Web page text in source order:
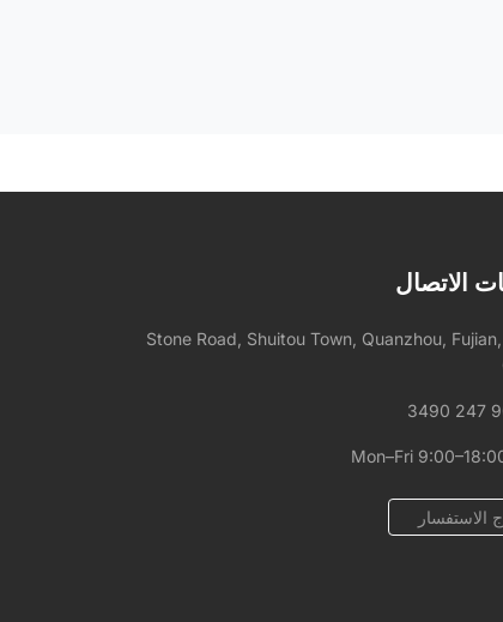
الاتصال
1092 Stone Road, Shuitou Town, Quanzhou, Fujian,
Mon–Fri
الاستفسار